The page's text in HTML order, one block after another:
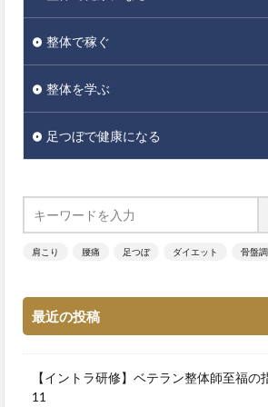
整体で稼ぐ
整体を学ぶ
足つぼで健康になる
肩こり 腰痛 足つぼ ダイエット 骨盤
最近の投稿
【イントラ研修】ベテラン整体師至福の
11